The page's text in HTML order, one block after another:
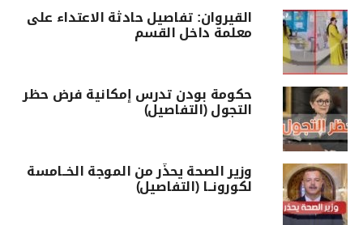
القيروان: تفاصيل حادثة الاعتداء على
معلمة داخل القسم
حكومة بودن تدرس إمكانية فرض حظر
التجول (التفاصيل)
وزير الصحة يحذّر من الموجة الخــامسة
لكورونــا (التفاصيل)